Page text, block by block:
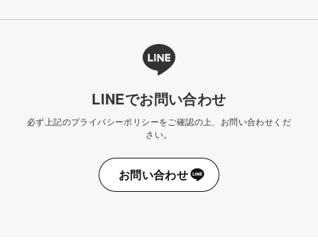
LINEでお問い合わせ
必ず上記のプライバシーポリシーをご確認の上、お問い合わせくだ
さい。
お問い合わせ